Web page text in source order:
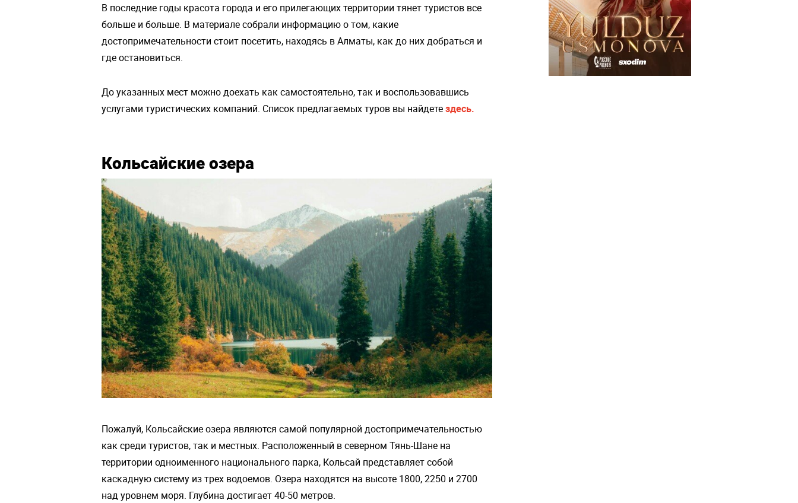
В последние годы красота города и его прилегающих территории тянет туристов все
больше и больше. В материале собрали информацию о том, какие
достопримечательности стоит посетить, находясь в Алматы, как до них добраться и
где остановиться.
До указанных мест можно доехать как самостоятельно, так и воспользовавшись
услугами туристических компаний. Список предлагаемых туров вы найдетездесь.
Кольсайские озера
Пожалуй, Кольсайские озера являются самой популярной достопримечательностью
как среди туристов, так и местных. Расположенный в северном Тянь-Шане на
территории одноименного национального парка, Кольсай представляет собой
каскадную систему из трех водоемов. Озера находятся на высоте 1800, 2250 и 2700
над уровнем моря. Глубина достигает 40-50 метров.